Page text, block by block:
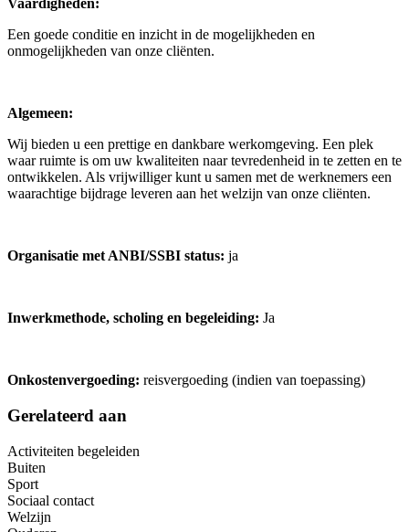
Vaardigheden:
Een goede conditie en inzicht in de mogelijkheden en
onmogelijkheden van onze cliënten.
Algemeen:
Wij bieden u een prettige en dankbare werkomgeving. Een plek
waar ruimte is om uw kwaliteiten naar tevredenheid in te zetten en te
ontwikkelen. Als vrijwilliger kunt u samen met de werknemers een
waarachtige bijdrage leveren aan het welzijn van onze cliënten.
Organisatie met ANBI/SSBI status: ja
Inwerkmethode, scholing en begeleiding: Ja
Onkostenvergoeding: reisvergoeding (indien van toepassing)
Gerelateerd aan
Activiteiten begeleiden
Buiten
Sport
Sociaal contact
Welzijn